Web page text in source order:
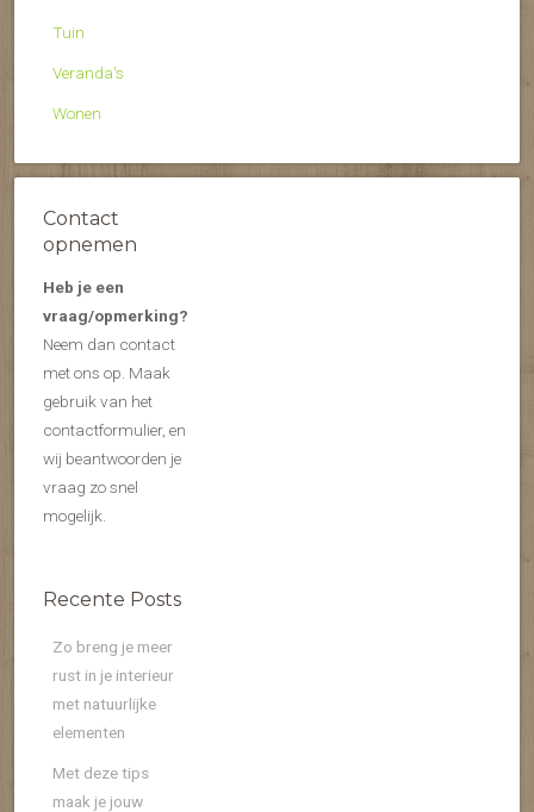
Tuin
Veranda's
Wonen
Contact
opnemen
Heb je een
vraag/opmerking?
Neem dan contact
met ons op. Maak
gebruik van het
contactformulier, en
wij beantwoorden je
vraag zo snel
mogelijk.
Recente Posts
Zo breng je meer
rust in je interieur
met natuurlijke
elementen
Met deze tips
maak je jouw